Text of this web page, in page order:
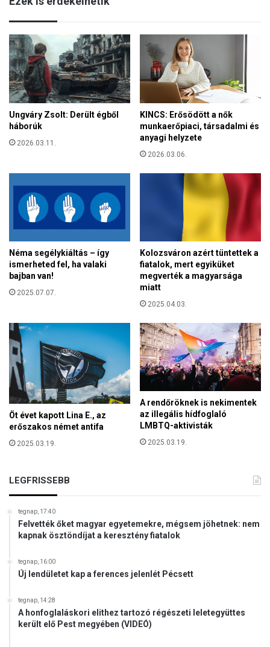
á
g
b
a
n
s
e
g
t
n
a
z
ö
t
r
e
s
t
é
n
y
e
k
k
v
é
g
e
z
a
m
a
d
é
b
e
n
a
r
a
m
ü
t
s
Ungváry Zsolt: Derült égből
háborúk
2026.03.11.
KINCS: Erősödött a nők
munkaerőpiaci, társadalmi és
anyagi helyzete
2026.03.06.
Néma segélykiáltás – így
ismerheted fel, ha valaki
bajban van!
2025.07.07.
Kolozsváron azért tüntettek a
fiatalok, mert egyiküket
megverték a magyarsága
miatt
2025.04.03.
Öt évet kapott Lina E., az
erőszakos német antifa
2025.03.19.
A rendőröknek is nekimentek
az illegális hídfoglaló
LMBTQ-aktivisták
2025.03.19.
LEGFRISSEBB
tegnap, 17:40
Felvették őket magyar egyetemekre, mégsem jöhetnek: nem
kapnak ösztöndíjat a keresztény fiatalok
tegnap, 16:00
Új lendületet kap a ferences jelenlét Pécsett
tegnap, 14:28
A honfoglaláskori elithez tartozó régészeti leletegyüttes
került elő Pest megyében (VIDEÓ)